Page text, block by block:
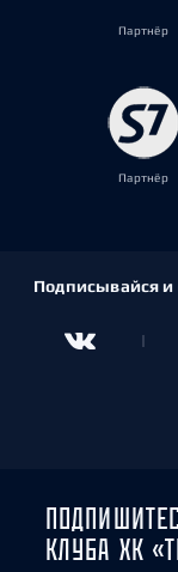
Партнёр
Партнёр
Подписывайся и
КЛУБА ХК